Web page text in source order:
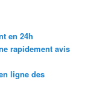
en 24h
rapidement avis
ligne des